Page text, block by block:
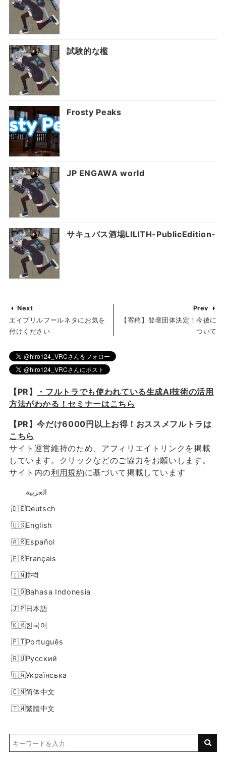
試験的な檻
Frosty Peaks
JP ENGAWA world
サキュバス酒場LILITH-PublicEdition-
Next
エイプリルフールネタにお気を
付けください
Prev
【寄稿】登壇団体決定！今後に
ついて
【PR】
・フルトラでも使われている生成AI技術の活用
方法がわかる！セミナーはこちら
【PR】今だけ6000円以上お得！おススメフルトラは
こちら
サイト運営維持のため、アフィリエイトリンクを掲載
しています。クリックなどのご協力をお願いします。
サイト内の利用規約に基づいて掲載しています
العربية
Deutsch
English
Español
Français
हिन्दी
Bahasa Indonesia
日本語
한국어
Português
Русский
Українська
简体中文
繁體中文